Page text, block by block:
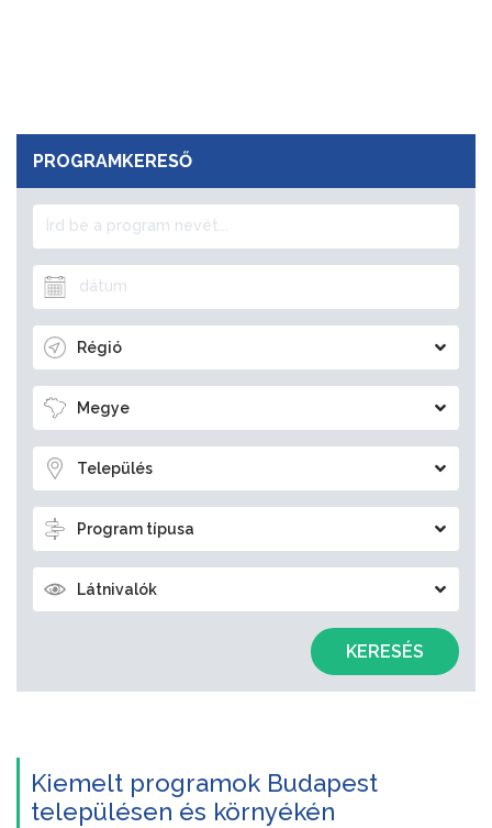
PROGRAMKERESŐ
Régió
Megye
Település
Program típusa
Látnivalók
KERESÉS
Kiemelt programok Budapest
településen és környékén